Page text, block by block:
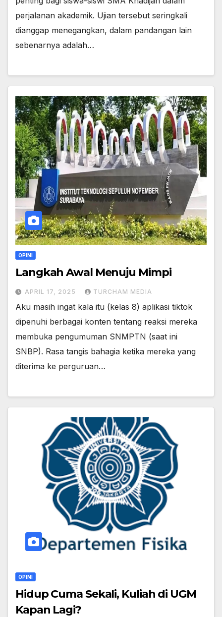
perjalanan akademik. Ujian tersebut seringkali
dianggap menegangkan, dalam pandangan lain
sebenarnya adalah…
OPINI
Langkah Awal Menuju Mimpi
APRIL 17, 2025 TURCHAM MEDIA
Aku masih ingat kala itu (kelas 8) aplikasi tiktok
dipenuhi berbagai konten tentang reaksi mereka
membuka pengumuman SNMPTN (saat ini
SNBP). Rasa tangis bahagia ketika mereka yang
diterima ke perguruan…
OPINI
Hidup Cuma Sekali, Kuliah di UGM
Kapan Lagi?